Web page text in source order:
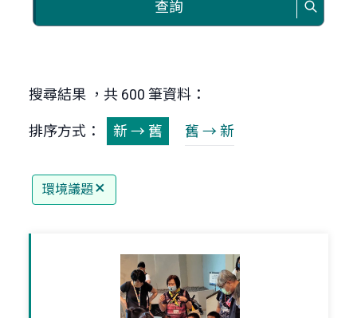
查詢
搜尋結果 ，共 600 筆資料：
排序方式： 新 → 舊 舊 → 新
環境議題